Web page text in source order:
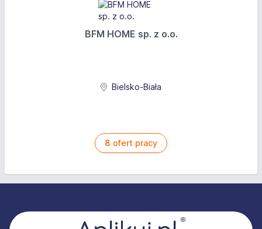
BFM HOME sp. z o.o.
Bielsko-Biała
8 ofert pracy